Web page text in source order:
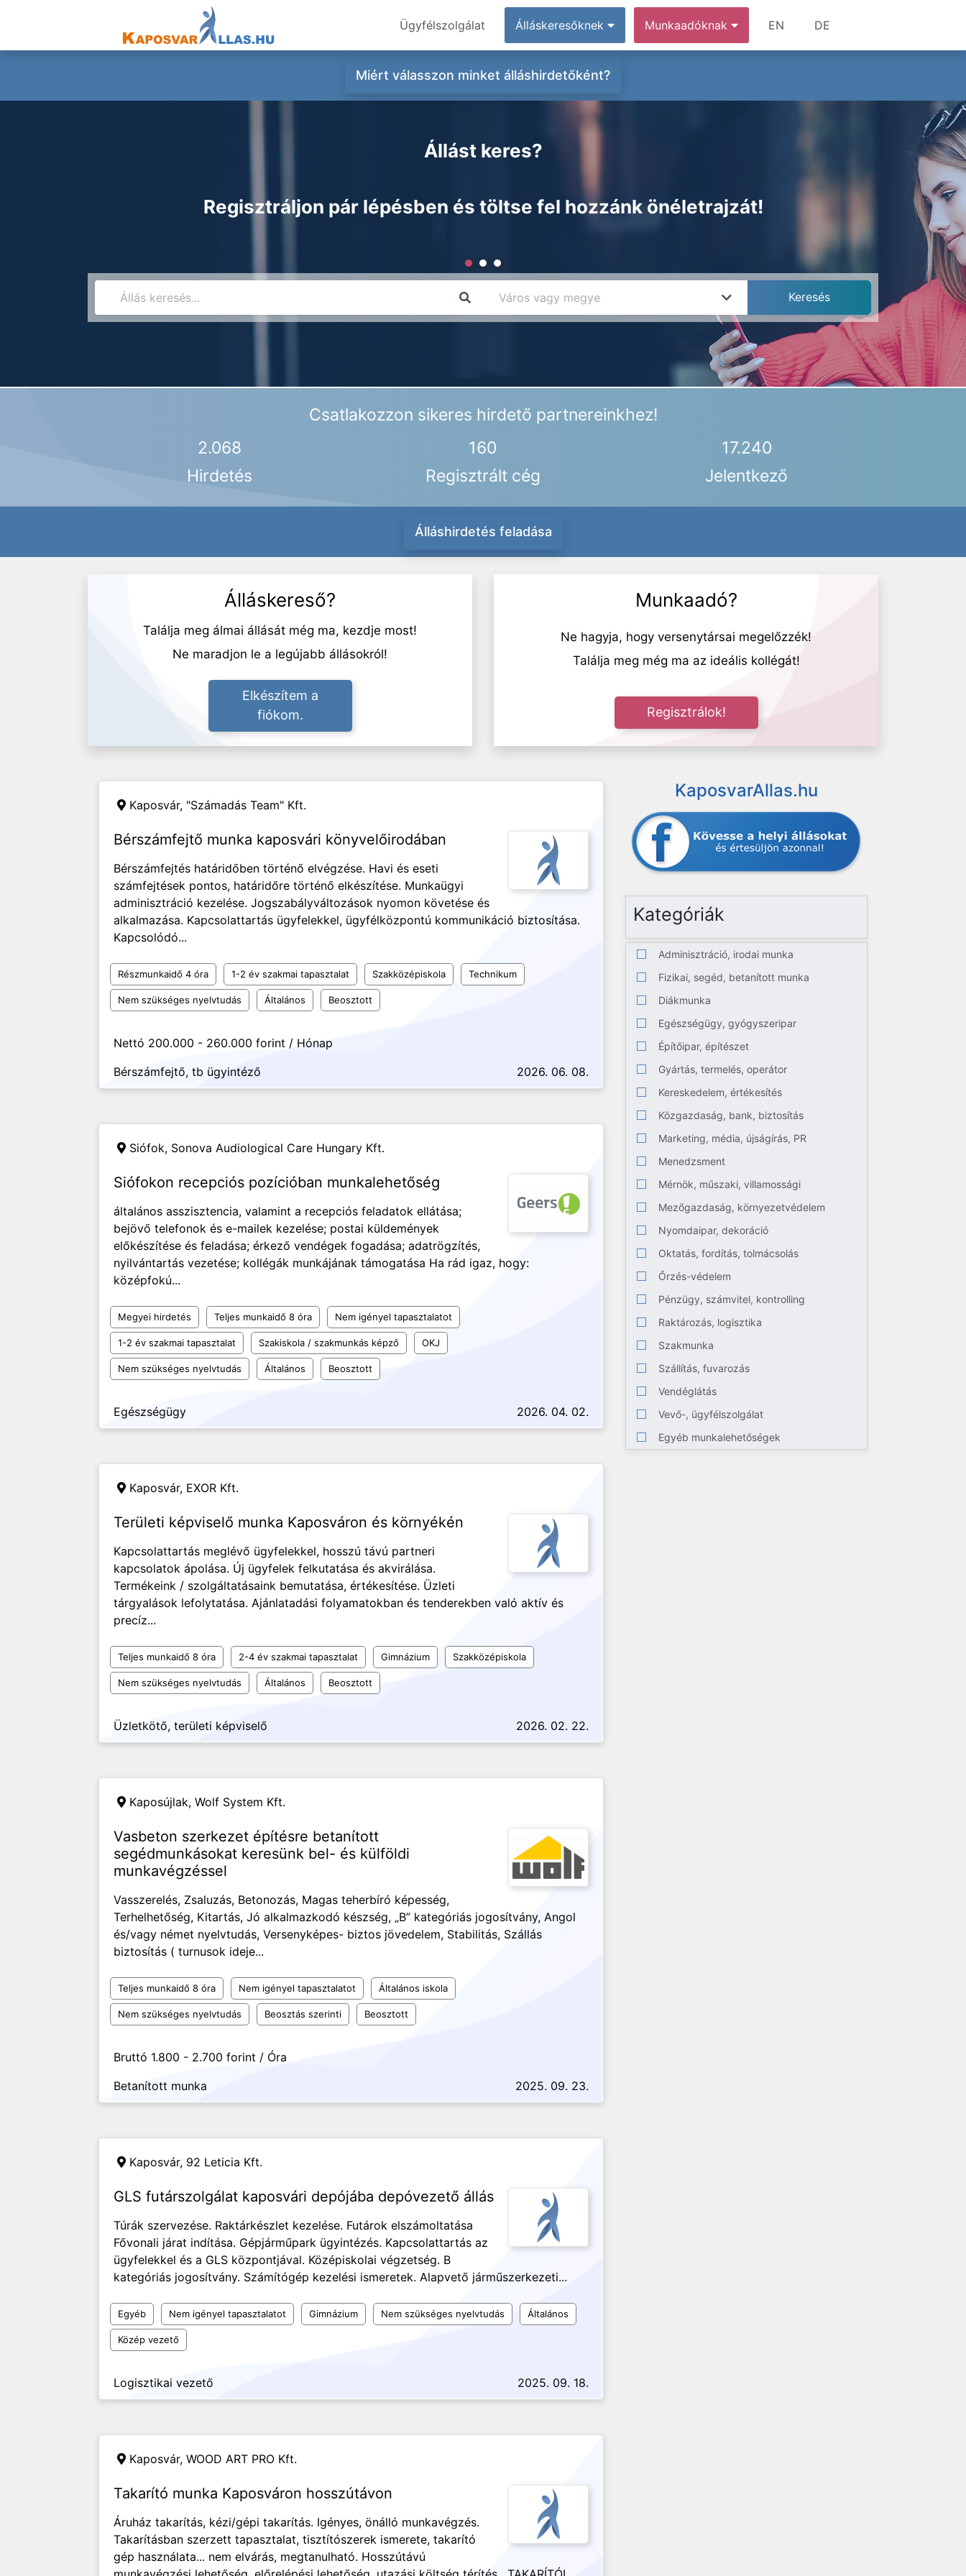
Ügyfélszolgálat Álláskeresőknek Munkaadóknak EN DE
Miért válasszon minket álláshirdetőként?
Állást keres?
Regisztráljon pár lépésben és töltse fel hozzánk önéletrajzát!
Csatlakozzon sikeres hirdető partnereinkhez!
2.068
Hirdetés
160
Regisztrált cég
17.240
Jelentkező
Álláshirdetés feladása
Álláskereső?
Találja meg álmai állását még ma, kezdje most!
Ne maradjon le a legújabb állásokról!
Elkészítem a
fiókom.
Munkaadó?
Ne hagyja, hogy versenytársai megelőzzék!
Találja meg még ma az ideális kollégát!
Regisztrálok!
Kaposvár, "Számadás Team" Kft.
Bérszámfejtő munka kaposvári könyvelőirodában
Bérszámfejtés határidőben történő elvégzése. Havi és eseti
számfejtések pontos, határidőre történő elkészítése. Munkaügyi
adminisztráció kezelése. Jogszabályváltozások nyomon követése és
alkalmazása. Kapcsolattartás ügyfelekkel, ügyfélközpontú kommunikáció biztosítása.
Kapcsolódó...
Részmunkaidő 4 óra 1-2 év szakmai tapasztalat Szakközépiskola Technikum
Nem szükséges nyelvtudás Általános Beosztott
Nettó 200.000 - 260.000 forint / Hónap
Bérszámfejtő, tb ügyintéző
2026. 06. 08.
Siófok, Sonova Audiological Care Hungary Kft.
Siófokon recepciós pozícióban munkalehetőség
általános asszisztencia, valamint a recepciós feladatok ellátása;
bejövő telefonok és e-mailek kezelése; postai küldemények
előkészítése és feladása; érkező vendégek fogadása; adatrögzítés,
nyilvántartás vezetése; kollégák munkájának támogatása Ha rád igaz, hogy:
középfokú...
Megyei hirdetés Teljes munkaidő 8 óra Nem igényel tapasztalatot
1-2 év szakmai tapasztalat Szakiskola / szakmunkás képző OKJ
Nem szükséges nyelvtudás Általános Beosztott
Egészségügy 2026. 04. 02.
Kaposvár, EXOR Kft.
Területi képviselő munka Kaposváron és környékén
Kapcsolattartás meglévő ügyfelekkel, hosszú távú partneri
kapcsolatok ápolása. Új ügyfelek felkutatása és akvirálása.
Termékeink / szolgáltatásaink bemutatása, értékesítése. Üzleti
tárgyalások lefolytatása. Ajánlatadási folyamatokban és tenderekben való aktív és
precíz...
Teljes munkaidő 8 óra 2-4 év szakmai tapasztalat Gimnázium Szakközépiskola
Nem szükséges nyelvtudás Általános Beosztott
Üzletkötő, területi képviselő 2026. 02. 22.
Kaposújlak, Wolf System Kft.
Vasbeton szerkezet építésre betanított
segédmunkásokat keresünk bel- és külföldi
munkavégzéssel
Vasszerelés, Zsaluzás, Betonozás, Magas teherbíró képesség,
Terhelhetőség, Kitartás, Jó alkalmazkodó készség, „B” kategóriás jogosítvány, Angol
és/vagy német nyelvtudás, Versenyképes- biztos jövedelem, Stabilitás, Szállás
biztosítás ( turnusok ideje...
Teljes munkaidő 8 óra Nem igényel tapasztalatot Általános iskola
Nem szükséges nyelvtudás Beosztás szerinti Beosztott
Bruttó 1.800 - 2.700 forint / Óra
Betanított munka
2025. 09. 23.
Kaposvár, 92 Leticia Kft.
GLS futárszolgálat kaposvári depójába depóvezető állás
Túrák szervezése. Raktárkészlet kezelése. Futárok elszámoltatása
Fővonali járat indítása. Gépjárműpark ügyintézés. Kapcsolattartás az
ügyfelekkel és a GLS központjával. Középiskolai végzetség. B
kategóriás jogosítvány. Számítógép kezelési ismeretek. Alapvető járműszerkezeti...
Egyéb Nem igényel tapasztalatot Gimnázium Nem szükséges nyelvtudás Általános
Közép vezető
Logisztikai vezető 2025. 09. 18.
Kaposvár, WOOD ART PRO Kft.
Takarító munka Kaposváron hosszútávon
Áruház takarítás, kézi/gépi takarítás. Igényes, önálló munkavégzés.
Takarításban szerzett tapasztalat, tisztítószerek ismerete, takarító
gép használata... nem elvárás, megtanulható. Hosszútávú
KaposvarAllas.hu
Kategóriák
Adminisztráció, irodai munka
Fizikai, segéd, betanított munka
Diákmunka
Egészségügy, gyógyszeripar
Építőipar, építészet
Gyártás, termelés, operátor
Kereskedelem, értékesítés
Közgazdaság, bank, biztosítás
Marketing, média, újságírás, PR
Menedzsment
Mérnök, műszaki, villamossági
Mezőgazdaság, környezetvédelem
Nyomdaipar, dekoráció
Oktatás, fordítás, tolmácsolás
Őrzés-védelem
Pénzügy, számvitel, kontrolling
Raktározás, logisztika
Szakmunka
Szállítás, fuvarozás
Vendéglátás
Vevő-, ügyfélszolgálat
Egyéb munkalehetőségek